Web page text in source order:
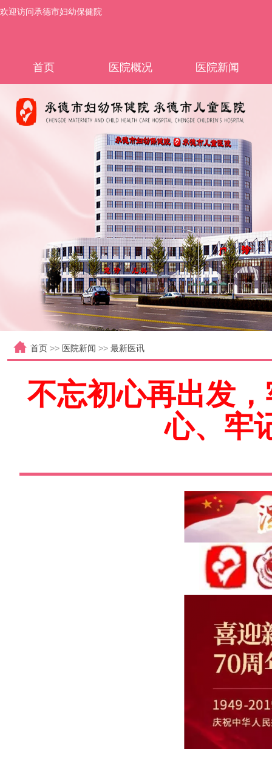
欢迎访问承德市妇幼保健院
首页 医院概况 医院新闻
首页 >> 医院新闻 >> 最新医讯
不忘初心再出发
心、牢